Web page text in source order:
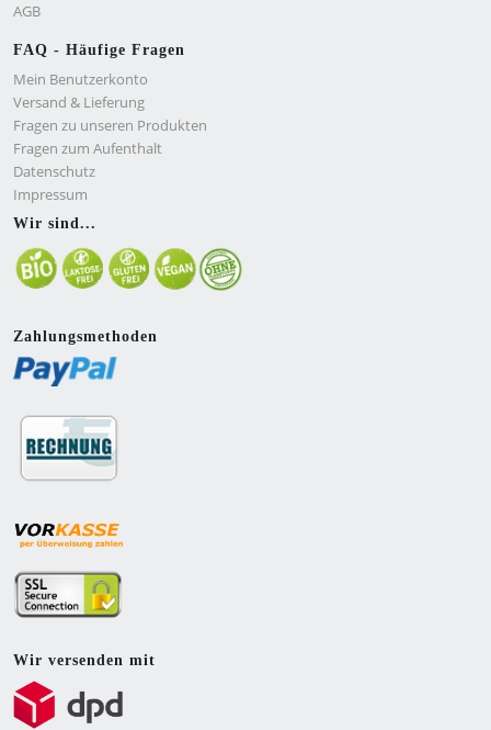
AGB
FAQ - Häufige Fragen
Mein Benutzerkonto
Versand & Lieferung
Fragen zu unseren Produkten
Fragen zum Aufenthalt
Datenschutz
Impressum
Wir sind...
Zahlungsmethoden
Wir versenden mit